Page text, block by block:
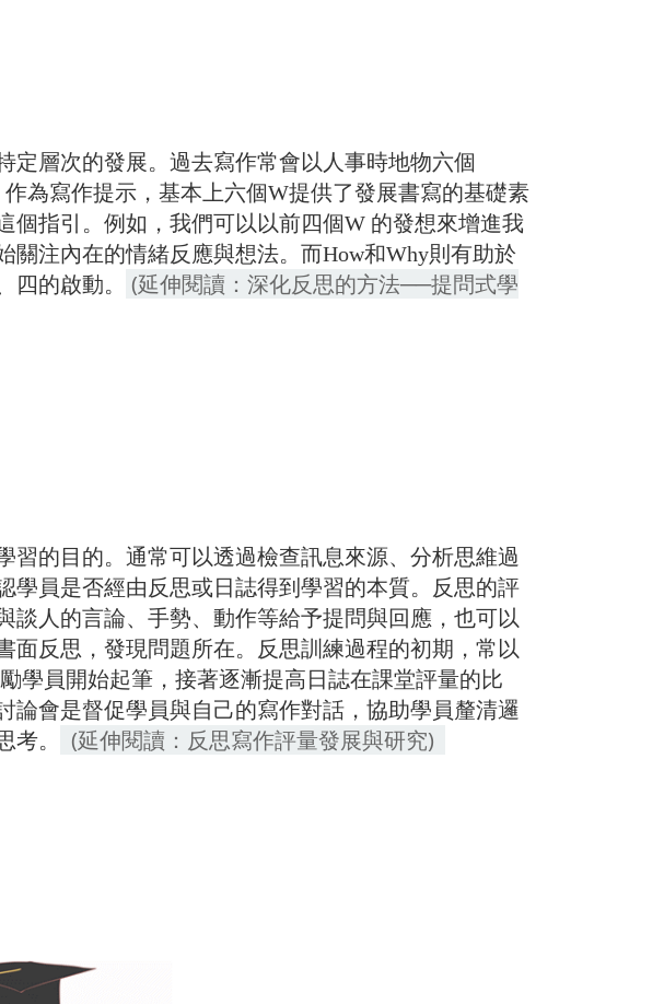
定層次的發展。過去寫作常會以人事時地物六個
作為寫作提示，基本上六個W提供了發展書寫的基礎素
個指引。例如，我們可以以前四個W 的發想來增進我
關注內在的情緒反應與想法。而How和Why則有助於
四的啟動。
(延伸閱讀：深化反思的方法──提問式學
習的目的。通常可以透過檢查訊息來源、分析思維過
學員是否經由反思或日誌得到學習的本質。反思的評
談人的言論、手勢、動作等給予提問與回應，也可以
面反思，發現問題所在。反思訓練過程的初期，常以
學員開始起筆，接著逐漸提高日誌在課堂評量的比
論會是督促學員與自己的寫作對話，協助學員釐清邏
考。
(延伸閱讀：反思寫作評量發展與研究)